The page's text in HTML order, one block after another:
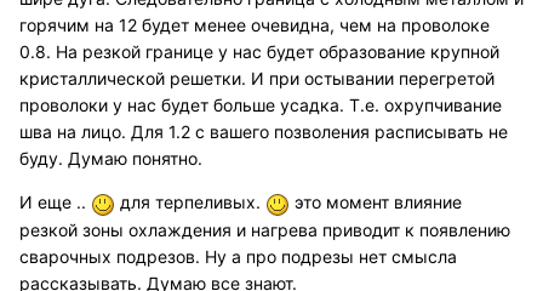
горячим на 12 будет менее очевидна, чем на проволоке
0.8. На резкой границе у нас будет образование крупной
кристаллической решетки. И при остывании перегретой
проволоки у нас будет больше усадка. Т.е. охрупчивание
шва на лицо. Для 1.2 с вашего позволения расписывать не
буду. Думаю понятно.
И еще .. для терпеливых.
это момент влияние
резкой зоны охлаждения и нагрева приводит к появлению
сварочных подрезов. Ну а про подрезы нет смысла
рассказывать. Думаю все знают.